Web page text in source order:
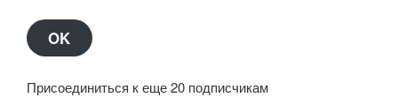
OK
Присоединиться к еще 20 подписчикам